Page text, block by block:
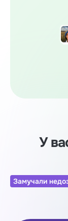
У
Замучали